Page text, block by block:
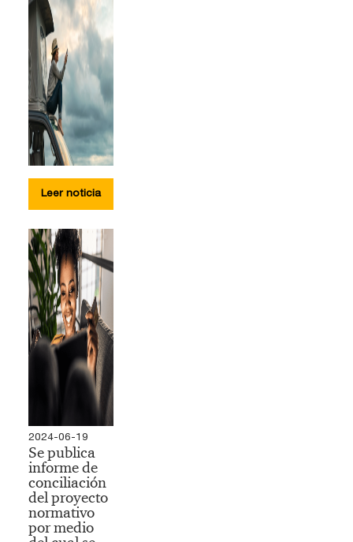
Leer noticia
2024-06-19
Se publica
informe de
conciliación
del proyecto
normativo
por medio